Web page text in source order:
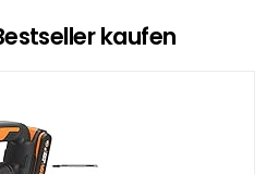
kaufen